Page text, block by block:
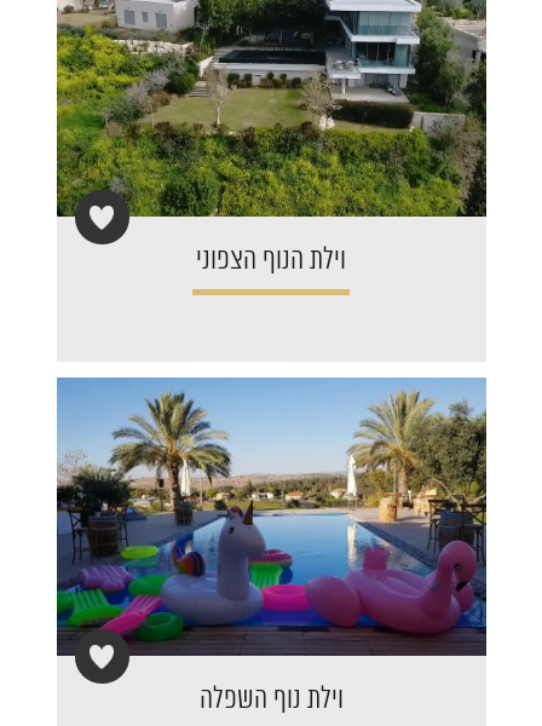
וילת הנוף הצפוני
וילת נוף השפלה